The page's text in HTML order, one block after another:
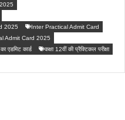
2025
Inter Practical Admit Card
Admit Card 2025
एडमिट कार्ड कक्षा 12वीं की प्रैक्टिकल परीक्षा